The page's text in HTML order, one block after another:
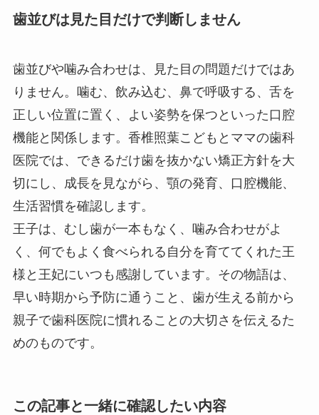
歯並びは見た目だけで判断しません
歯並びや噛み合わせは、見た目の問題だけではあ
りません。噛む、飲み込む、鼻で呼吸する、舌を
正しい位置に置く、よい姿勢を保つといった口腔
機能と関係します。香椎照葉こどもとママの歯科
医院では、できるだけ歯を抜かない矯正方針を大
切にし、成長を見ながら、顎の発育、口腔機能、
生活習慣を確認します。
王子は、むし歯が一本もなく、噛み合わせがよ
く、何でもよく食べられる自分を育ててくれた王
様と王妃にいつも感謝しています。その物語は、
早い時期から予防に通うこと、歯が生える前から
親子で歯科医院に慣れることの大切さを伝えるた
めのものです。
この記事と一緒に確認したい内容